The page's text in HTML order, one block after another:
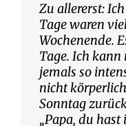
Zu allererst:
Tage waren
Wochenende.
Tage. Ich
jemals so
nicht
Sonntag
„Papa, du